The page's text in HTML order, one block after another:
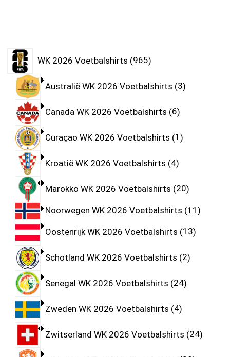
WK 2026 Voetbalshirts 965
Australië WK 2026 Voetbalshirts 3
Canada WK 2026 Voetbalshirts 6
Curaçao WK 2026 Voetbalshirts 1
Kroatië WK 2026 Voetbalshirts 4
Marokko WK 2026 Voetbalshirts 20
Noorwegen WK 2026 Voetbalshirts 11
Oostenrijk WK 2026 Voetbalshirts 13
Schotland WK 2026 Voetbalshirts 2
Senegal WK 2026 Voetbalshirts 24
Zweden WK 2026 Voetbalshirts 4
Zwitserland WK 2026 Voetbalshirts 24